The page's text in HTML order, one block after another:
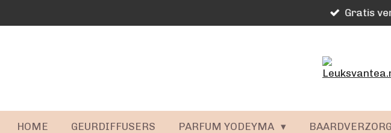
direct
Gratis
HOME GEURDIFFUSERS PARFUM YODEYMA